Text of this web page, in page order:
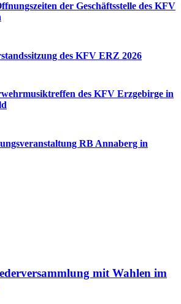
der Geschäftsstelle des KFV
des KFV ERZ 2026
des KFV Erzgebirge in
RB Annaberg in
mit Wahlen im